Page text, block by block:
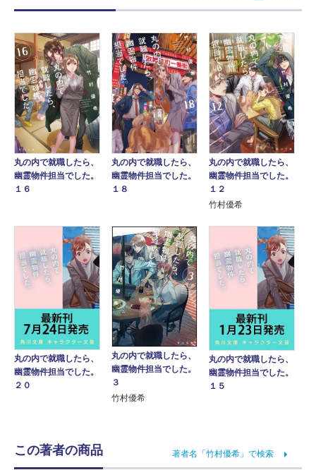
丸の内で就職したら、
幽霊物件担当でした。
１６
丸の内で就職したら、
幽霊物件担当でした。
１８
丸の内で就職したら、
幽霊物件担当でした。
１２
竹村優希
丸の内で就職したら、
幽霊物件担当でした。
２０
丸の内で就職したら、
幽霊物件担当でした。
３
竹村優希
丸の内で就職したら、
幽霊物件担当でした。
１５
この著者の商品 著者名「竹村優希」で検索